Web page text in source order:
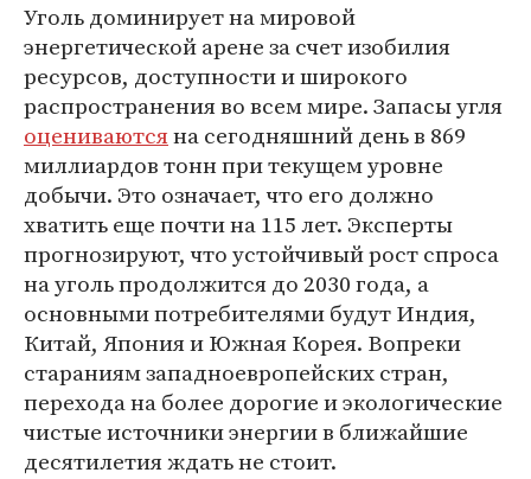
Уголь доминирует на мировой
энергетической арене за счет изобилия
ресурсов, доступности и широкого
распространения во всем мире. Запасы угля
оцениваютсяна сегодняшний день в 869
миллиардов тонн при текущем уровне
добычи. Это означает, что его должно
хватить еще почти на 115 лет. Эксперты
прогнозируют, что устойчивый рост спроса
на уголь продолжится до 2030 года, а
основными потребителями будут Индия,
Китай, Япония и Южная Корея. Вопреки
стараниям западноевропейских стран,
перехода на более дорогие и экологические
чистые источники энергии в ближайшие
десятилетия ждать не стоит.